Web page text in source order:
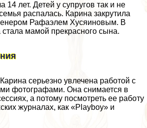
14 лет. Детей у супругов так и не
распалась. Карина закрутила
Рафаэлем Хусяиновым. В
стала мамой прекрасного сына.
серьезно увлечена работой с
фотографами. Она снимается в
а потому посмотреть ее работу
журналах, как «Playboy» и